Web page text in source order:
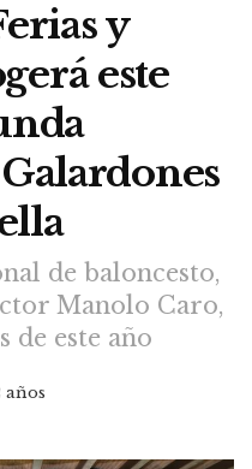
y
este
de baloncesto,
Manolo Caro,
de este año
años